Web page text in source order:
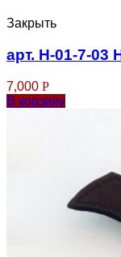
Закрыть
арт. Н-01-7-03
7,000 Р
В корзину